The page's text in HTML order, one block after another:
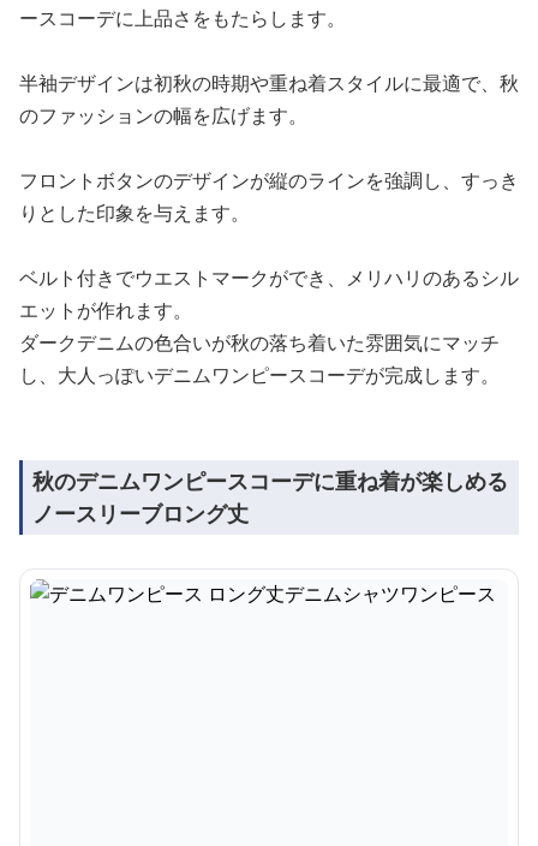
ースコーデに上品さをもたらします。
半袖デザインは初秋の時期や重ね着スタイルに最適で、秋
のファッションの幅を広げます。
フロントボタンのデザインが縦のラインを強調し、すっき
りとした印象を与えます。
ベルト付きでウエストマークができ、メリハリのあるシル
エットが作れます。
ダークデニムの色合いが秋の落ち着いた雰囲気にマッチ
し、大人っぽいデニムワンピースコーデが完成します。
秋のデニムワンピースコーデに重ね着が楽しめる
ノースリーブロング丈